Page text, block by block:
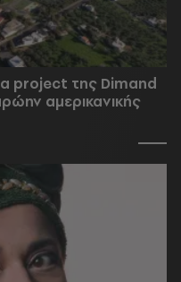
project της Dimand
αμερικανικής